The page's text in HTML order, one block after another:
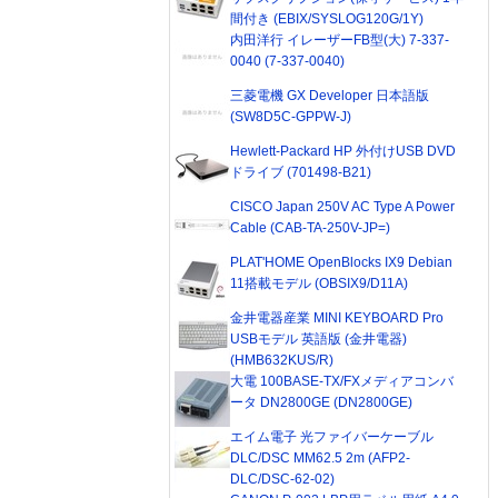
間付き (EBIX/SYSLOG120G/1Y)
内田洋行 イレーザーFB型(大) 7-337-
0040 (7-337-0040)
三菱電機 GX Developer 日本語版
(SW8D5C-GPPW-J)
Hewlett-Packard HP 外付けUSB DVD
ドライブ (701498-B21)
CISCO Japan 250V AC Type A Power
Cable (CAB-TA-250V-JP=)
PLAT'HOME OpenBlocks IX9 Debian
11搭載モデル (OBSIX9/D11A)
金井電器産業 MINI KEYBOARD Pro
USBモデル 英語版 (金井電器)
(HMB632KUS/R)
大電 100BASE-TX/FXメディアコンバ
ータ DN2800GE (DN2800GE)
エイム電子 光ファイバーケーブル
DLC/DSC MM62.5 2m (AFP2-
DLC/DSC-62-02)